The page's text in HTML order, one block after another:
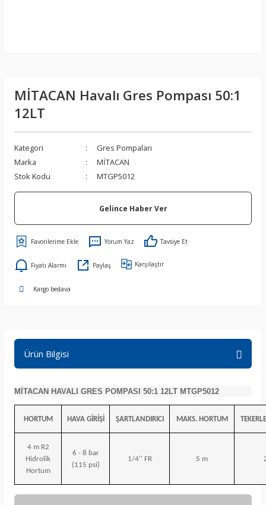
MİTACAN Havalı Gres Pompası 50:1
12LT
Kategori
Gres Pompaları
Marka
MİTACAN
Stok Kodu
MTGP5012
Gelince Haber Ver
Yorum Yaz Tavsiye Et
Fiyatı Alarmı Paylaş Karşılaştır
Kargo bedava
Ürün Bilgisi
MİTACAN HAVALI GRES POMPASI 50:1 12LT MTGP5012
HORTUM HAVA GİRİŞİ ŞARTLANDIRICI MAKS. HORTUM
4 m R2
Hidrolik
Hortum
6 - 8 bar
(115 psi)
1/4'' FR 5 m